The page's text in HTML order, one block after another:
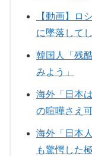
【動画】ロ
に墜落して
韓国人「残
みよう」
海外「日本
の喧嘩さえ
海外「日本
も驚愕した